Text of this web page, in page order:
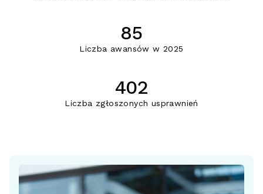
85
Liczba awansów w 2025
402
Liczba zgłoszonych usprawnień